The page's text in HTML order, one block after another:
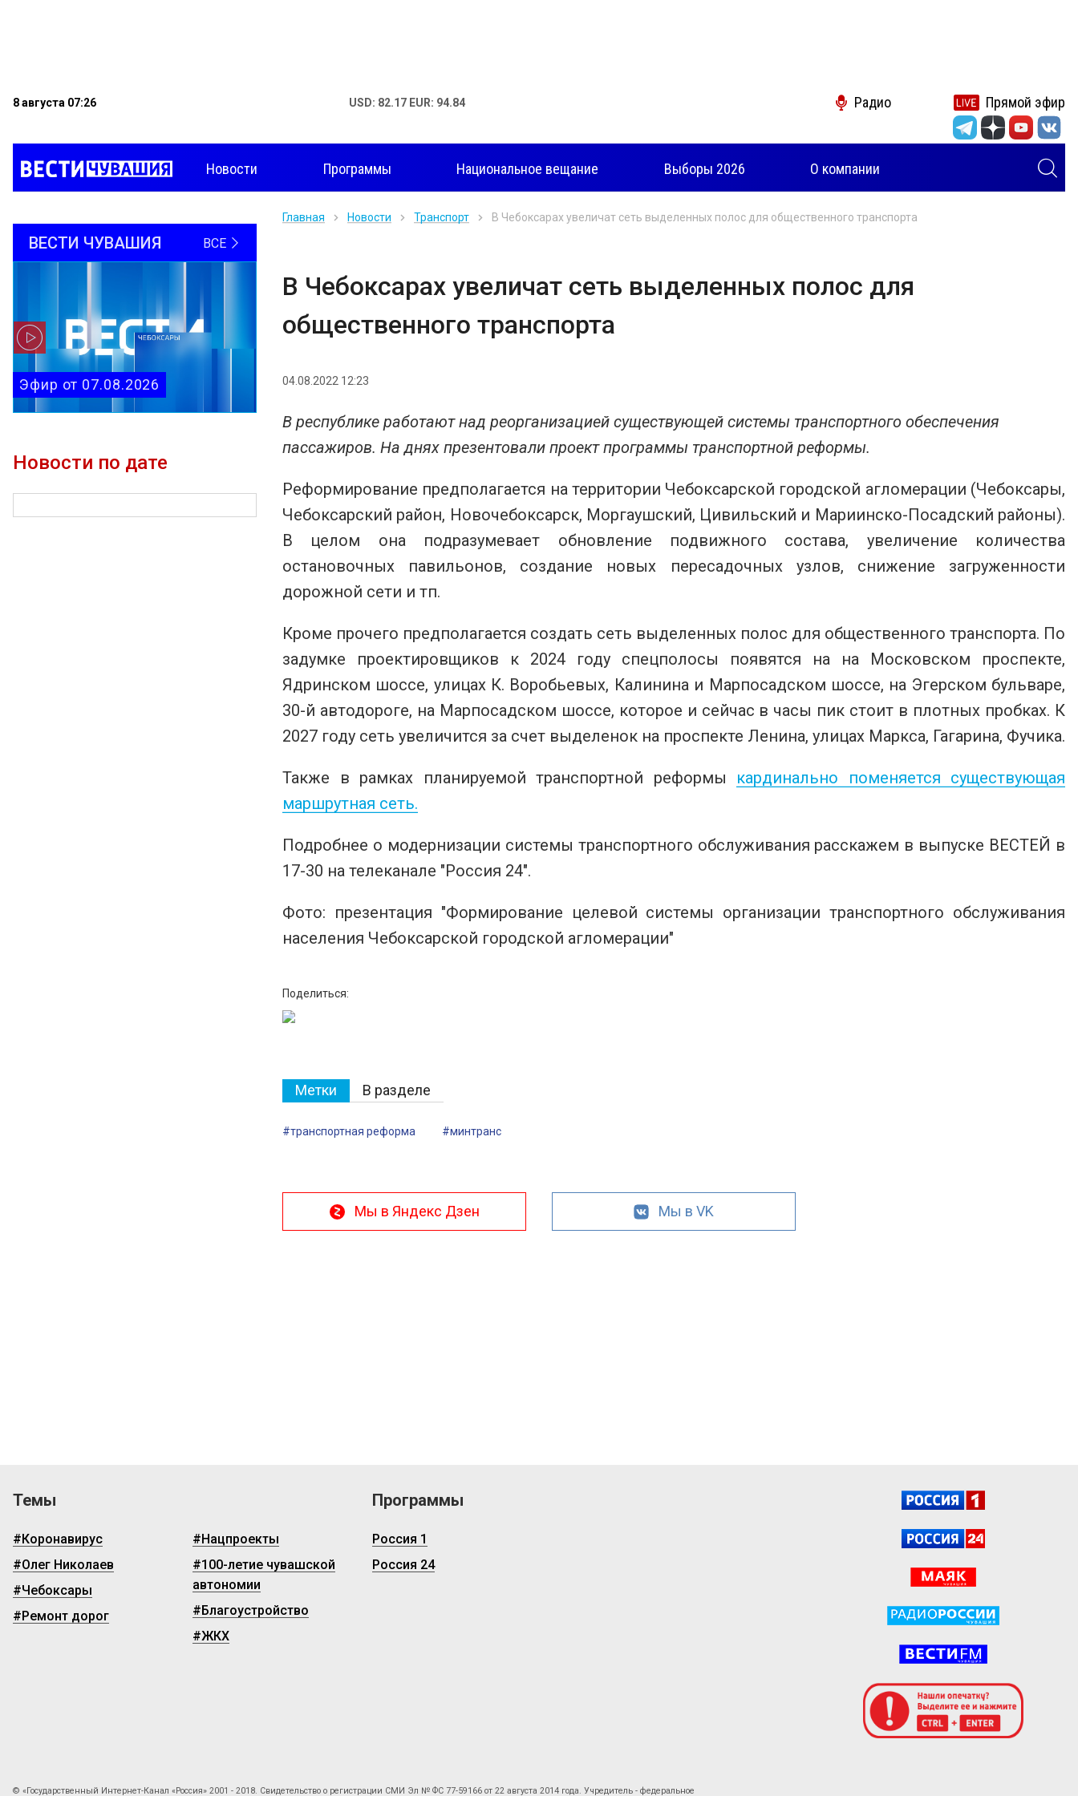
8 августа 07:26 USD: 82.17 EUR: 94.84 Радио Прямой эфир
Новости Программы Национальное вещание Выборы 2026 О компании
ВЕСТИ ЧУВАШИЯ ВСЕ
Эфир от 07.08.2026
Новости по дате
Главная Новости Транспорт В Чебоксарах увеличат сеть выделенных полос для общественного транспорта
В Чебоксарах увеличат сеть выделенных полос для
общественного транспорта
04.08.2022 12:23
В республике работают над реорганизацией существующей системы транспортного обеспечения
пассажиров. На днях презентовали проект программы транспортной реформы.
Реформирование предполагается на территории Чебоксарской городской агломерации (Чебоксары,
Чебоксарский район, Новочебоксарск, Моргаушский, Цивильский и Мариинско-Посадский районы).
В целом она подразумевает обновление подвижного состава, увеличение количества
остановочных павильонов, создание новых пересадочных узлов, снижение загруженности
дорожной сети и тп.
Кроме прочего предполагается создать сеть выделенных полос для общественного транспорта. По
задумке проектировщиков к 2024 году спецполосы появятся на на Московском проспекте,
Ядринском шоссе, улицах К. Воробьевых, Калинина и Марпосадском шоссе, на Эгерском бульваре,
30-й автодороге, на Марпосадском шоссе, которое и сейчас в часы пик стоит в плотных пробках. К
2027 году сеть увеличится за счет выделенок на проспекте Ленина, улицах Маркса, Гагарина, Фучика.
Также в рамках планируемой транспортной реформы кардинально поменяется существующая
маршрутная сеть.
Подробнее о модернизации системы транспортного обслуживания расскажем в выпуске ВЕСТЕЙ в
17-30 на телеканале "Россия 24".
Фото: презентация "Формирование целевой системы организации транспортного обслуживания
населения Чебоксарской городской агломерации"
Поделиться:
Метки В разделе
#транспортная реформа #минтранс
Мы в Яндекс Дзен Мы в VK
Темы
#Коронавирус
#Олег Николаев
#Чебоксары
#Ремонт дорог
#Нацпроекты
#100-летие чувашской
автономии
#Благоустройство
#ЖКХ
Программы
Россия 1
Россия 24
© «Государственный Интернет-Канал «Россия» 2001 - 2018. Свидетельство о регистрации СМИ Эл № ФС 77-59166 от 22 августа 2014 года. Учредитель - федеральное